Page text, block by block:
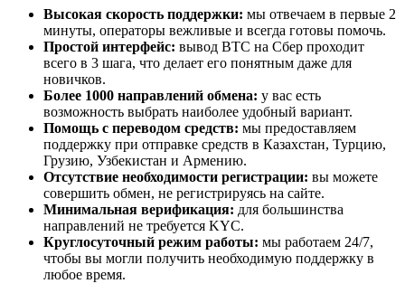
Высокая скорость поддержки: мы отвечаем в первые 2
минуты, операторы вежливые и всегда готовы помочь.
Простой интерфейс: вывод BTC на Сбер проходит
всего в 3 шага, что делает его понятным даже для
новичков.
Более 1000 направлений обмена: у вас есть
возможность выбрать наиболее удобный вариант.
Помощь с переводом средств: мы предоставляем
поддержку при отправке средств в Казахстан, Турцию,
Грузию, Узбекистан и Армению.
Отсутствие необходимости регистрации: вы можете
совершить обмен, не регистрируясь на сайте.
Минимальная верификация: для большинства
направлений не требуется KYC.
Круглосуточный режим работы: мы работаем 24/7,
чтобы вы могли получить необходимую поддержку в
любое время.